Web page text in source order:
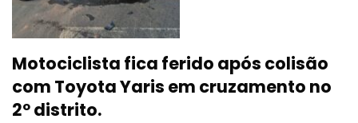
Motociclista fica ferido após colisão
com Toyota Yaris em cruzamento no
2º distrito.